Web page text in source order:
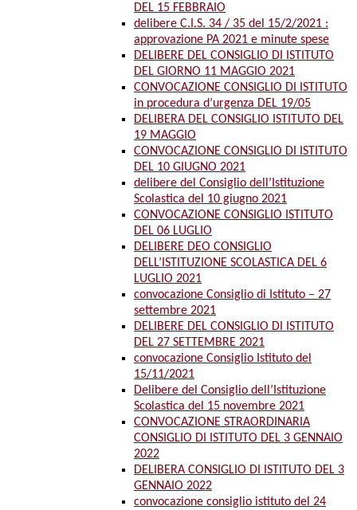
DEL 15 FEBBRAIO
delibere C.I.S. 34 / 35 del 15/2/2021 :
approvazione PA 2021 e minute spese
DELIBERE DEL CONSIGLIO DI ISTITUTO
DEL GIORNO 11 MAGGIO 2021
CONVOCAZIONE CONSIGLIO DI ISTITUTO
in procedura d’urgenza DEL 19/05
DELIBERA DEL CONSIGLIO ISTITUTO DEL
19 MAGGIO
CONVOCAZIONE CONSIGLIO DI ISTITUTO
DEL 10 GIUGNO 2021
delibere del Consiglio dell’Istituzione
Scolastica del 10 giugno 2021
CONVOCAZIONE CONSIGLIO ISTITUTO
DEL 06 LUGLIO
DELIBERE DEO CONSIGLIO
DELL’ISTITUZIONE SCOLASTICA DEL 6
LUGLIO 2021
convocazione Consiglio di Istituto – 27
settembre 2021
DELIBERE DEL CONSIGLIO DI ISTITUTO
DEL 27 SETTEMBRE 2021
convocazione Consiglio Istituto del
15/11/2021
Delibere del Consiglio dell’Istituzione
Scolastica del 15 novembre 2021
CONVOCAZIONE STRAORDINARIA
CONSIGLIO DI ISTITUTO DEL 3 GENNAIO
2022
DELIBERA CONSIGLIO DI ISTITUTO DEL 3
GENNAIO 2022
convocazione consiglio istituto del 24